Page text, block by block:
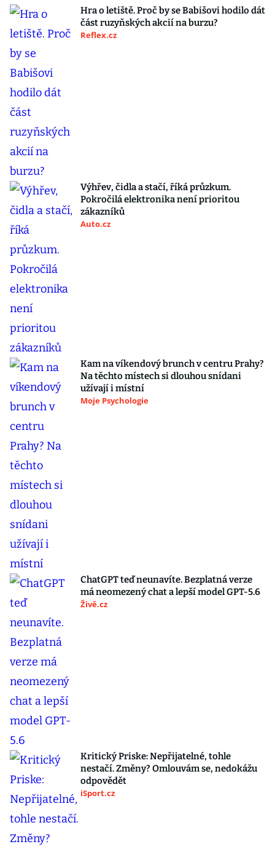
Hra o letiště. Proč by se Babišovi hodilo dát
část ruzyňských akcií na burzu?
Reflex.cz
Výhřev, čidla a stačí, říká průzkum.
Pokročilá elektronika není prioritou
zákazníků
Auto.cz
Kam na víkendový brunch v centru Prahy?
Na těchto místech si dlouhou snídani
užívají i místní
Moje Psychologie
ChatGPT teď neunavíte. Bezplatná verze
má neomezený chat a lepší model GPT-5.6
Živě.cz
Kritický Priske: Nepřijatelné, tohle
nestačí. Změny? Omlouvám se, nedokážu
odpovědět
iSport.cz